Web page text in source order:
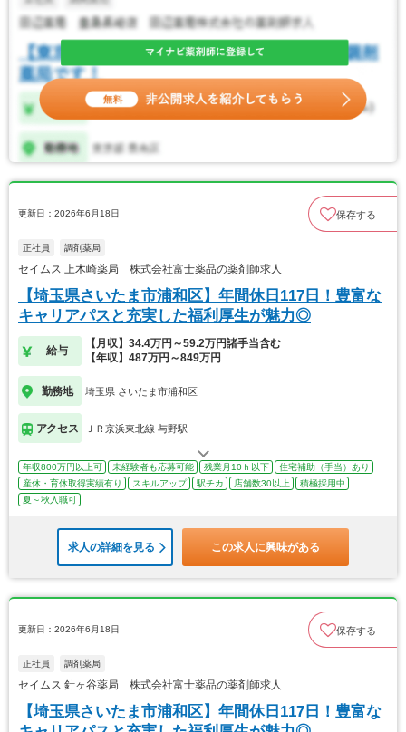
更新日：2026年6月18日 保存する
正社員 調剤薬局
セイムス 上木崎薬局 株式会社富士薬品の薬剤師求人
【埼玉県さいたま市浦和区】年間休日117日！豊富な
キャリアパスと充実した福利厚生が魅力◎
給与
【月収】34.4万円～59.2万円諸手当含む
【年収】487万円～849万円
勤務地 埼玉県 さいたま市浦和区
アクセス ＪＲ京浜東北線 与野駅
年収800万円以上可 未経験者も応募可能 残業月10ｈ以下
住宅補助（手当）あり
産休・育休取得実績有り
スキルアップ 駅チカ 店舗数30以上
積極採用中
夏～秋入職可
求人の詳細を見る この求人に興味がある
更新日：2026年6月18日 保存する
正社員 調剤薬局
セイムス 針ヶ谷薬局 株式会社富士薬品の薬剤師求人
【埼玉県さいたま市浦和区】年間休日117日！豊富な